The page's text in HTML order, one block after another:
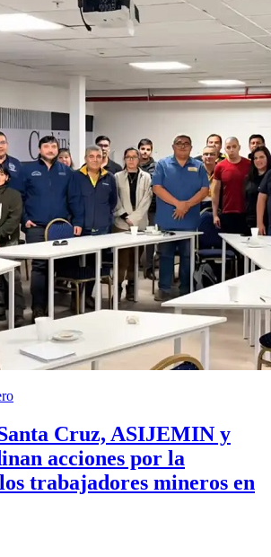
Cruz, ASIJEMIN y
acciones por la
trabajadores mineros en